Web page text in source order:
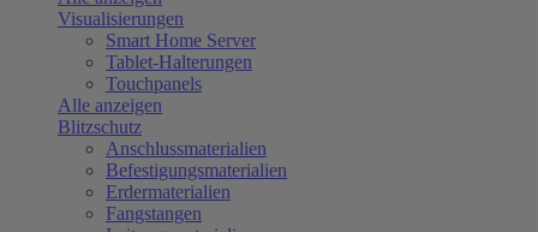
Visualisierungen
Smart Home Server
Tablet-Halterungen
Touchpanels
Alle anzeigen
Blitzschutz
Anschlussmaterialien
Befestigungsmaterialien
Erdermaterialien
Fangstangen